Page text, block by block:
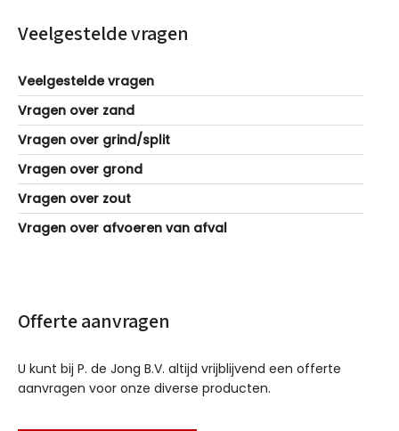
Veelgestelde vragen
Veelgestelde vragen
Vragen over zand
Vragen over grind/split
Vragen over grond
Vragen over zout
Vragen over afvoeren van afval
Offerte aanvragen
U kunt bij P. de Jong B.V. altijd vrijblijvend een offerte
aanvragen voor onze diverse producten.